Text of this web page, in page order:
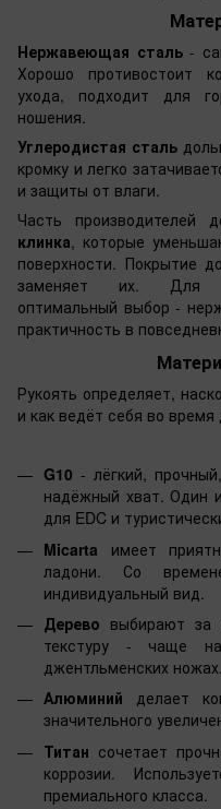
Нержавеющая сталь-
Хорошо противостоит
ухода, подходит для
ношения.
Углеродистая сталь
кромку и легко
и защиты от влаги.
Часть производителей
клинка, которые
поверхности. Покрытие
заменяет их. Для
оптимальный выбор -
практичность в
Рукоять определяет,
и как ведёт себя во
G10 - лёгкий,
надёжный хват. Один
для EDC и
Micarta имеет
ладони. Со
индивидуальный вид.
Дерево выбирают за
текстуру - чаще
джентльменских ножах.
Алюминий делает
значительного
Титан сочетает
коррозии.
премиального класса.